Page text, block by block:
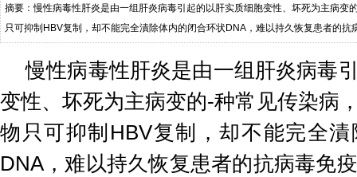
摘要：慢性病毒性肝炎是由一组肝炎病毒引起的以肝实质细胞变性、坏死为主病变
只可抑制HBV复制，却不能完全漬除体内的闭合环状DNA，难以持久恢复患者的
慢性病毒性肝炎是由一组肝炎病毒
变性、坏死为主病变的-种常见传染病
物只可抑制HBV复制，却不能完全
DNA，难以持久恢复患者的抗病毒免